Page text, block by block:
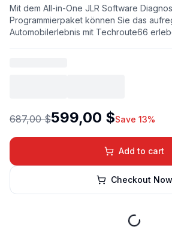
Mit dem All-in-One JLR Software
Programmierpaket können Sie das
Automobilerlebnis mit Techroute66
687,00 $599,00 $Save 13%
Add to cart
Checkout Now